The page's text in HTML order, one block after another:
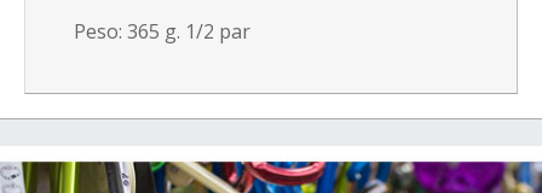
Peso: 365 g. 1/2 par